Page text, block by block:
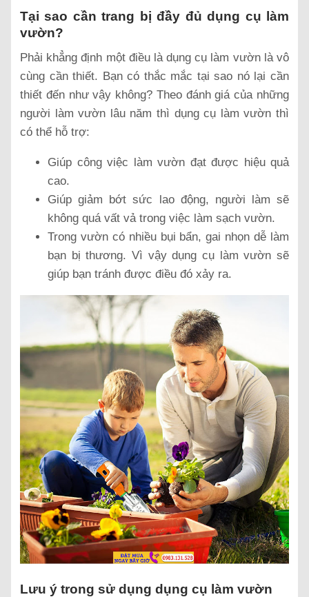
Tại sao cần trang bị đầy đủ dụng cụ làm
vườn?
Phải khẳng định một điều là dụng cụ làm vườn là vô
cùng cần thiết. Bạn có thắc mắc tại sao nó lại cần
thiết đến như vậy không? Theo đánh giá của những
người làm vườn lâu năm thì dụng cụ làm vườn thì
có thể hỗ trợ:
Giúp công việc làm vườn đạt được hiệu quả
cao.
Giúp giảm bớt sức lao động, người làm sẽ
không quá vất vả trong việc làm sạch vườn.
Trong vườn có nhiều bụi bẩn, gai nhọn dễ làm
bạn bị thương. Vì vậy dụng cụ làm vườn sẽ
giúp bạn tránh được điều đó xảy ra.
Lưu ý trong sử dụng dụng cụ làm vườn